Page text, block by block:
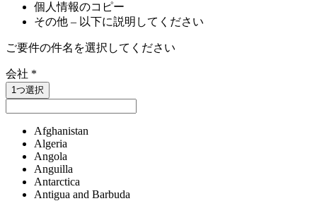
個人情報のコピー
その他 – 以下に説明してください
ご要件の件名を選択してください
会社 *
1つ選択
Afghanistan
Algeria
Angola
Anguilla
Antarctica
Antigua and Barbuda